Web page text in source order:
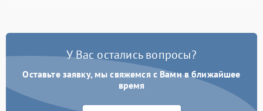
У Вас остались вопросы?
Оставьте заявку, мы свяжемся с Вами в ближайшее
время